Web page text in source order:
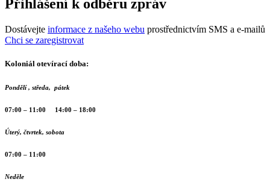
Přihlášení k odběru zpráv
Dostávejte informace z našeho webu prostřednictvím SMS a e-mailů
Chci se zaregistrovat
Koloniál otevírací doba:
Pondělí , středa, pátek
07:00 – 11:00 14:00 – 18:00
Úterý, čtvrtek, sobota
07:00 – 11:00
Neděle